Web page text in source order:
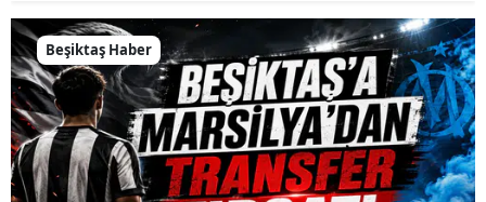
Beşiktaş Haber